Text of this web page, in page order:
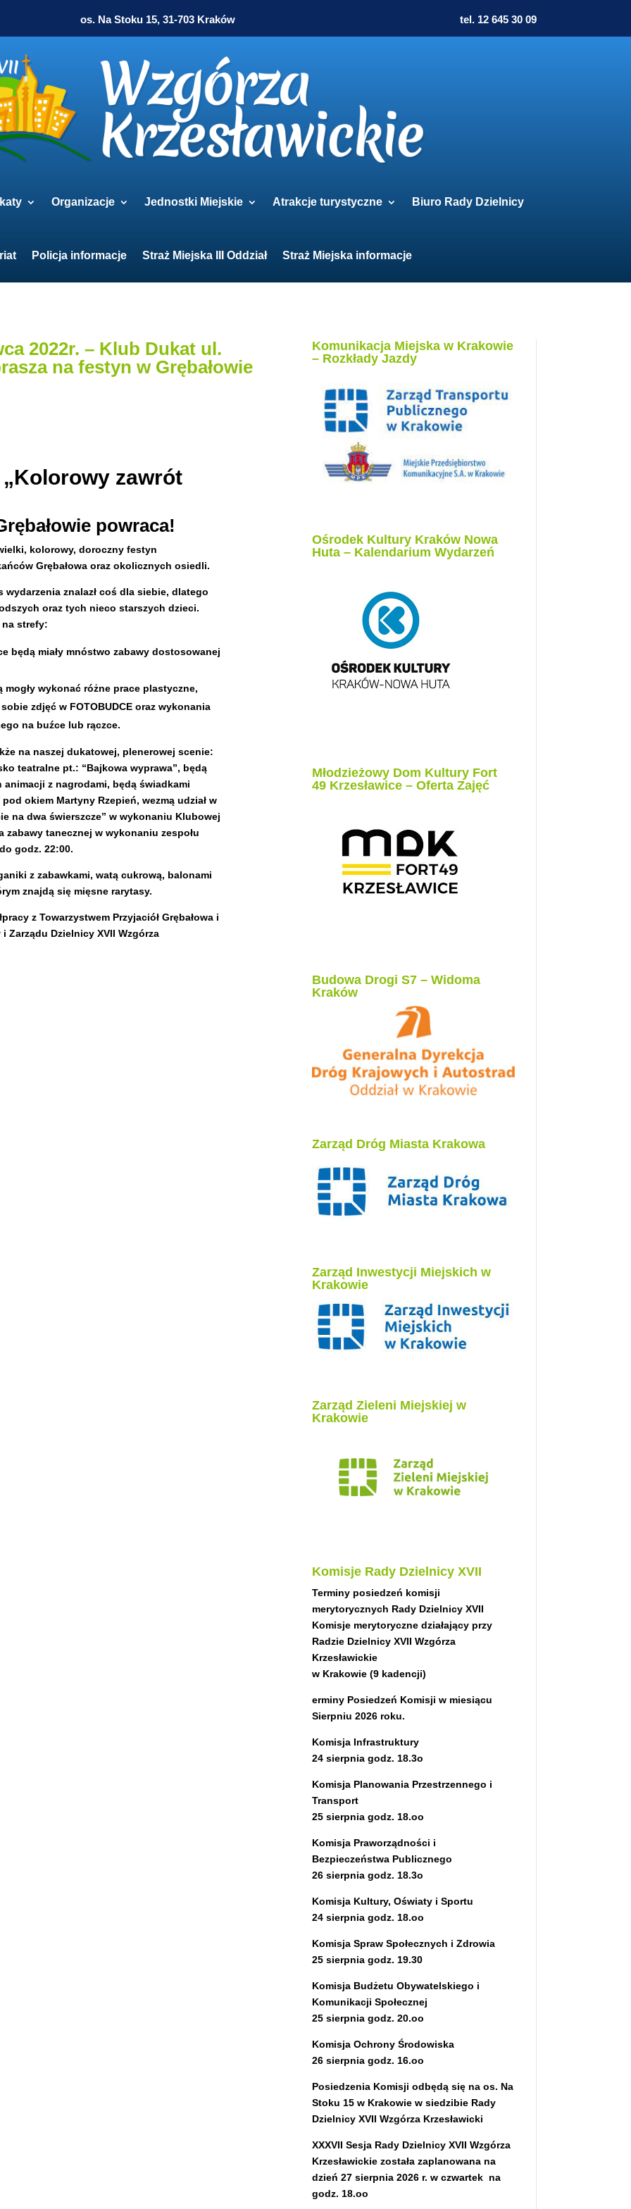
os. Na Stoku 15, 31-703 Kraków tel. 12 645 30 09
Organizacje Jednostki Miejskie Atrakcje turystyczne Biuro Rady Dzielnicy
Policja informacje Straż Miejska III Oddział Straż Miejska informacje
2022r. – Klub Dukat ul.
na festyn w Grębałowie
„Kolorowy zawrót
powraca!
kolorowy, doroczny festyn
Grębałowa oraz okolicznych osiedli.
znalazł coś dla siebie, dlatego
oraz tych nieco starszych dzieci.
strefy:
będą miały mnóstwo zabawy dostosowanej
mogły wykonać różne prace plastyczne,
zdjęć w FOTOBUDCE oraz wykonania
na buźce lub rączce.
na naszej dukatowej, plenerowej scenie:
teatralne pt.: “Bajkowa wyprawa”, będą
z nagrodami, będą świadkami
okiem Martyny Rzepień, wezmą udział w
na dwa świerszcze” w wykonaniu Klubowej
zabawy tanecznej w wykonaniu zespołu
godz. 22:00.
z zabawkami, watą cukrową, balonami
znajdą się mięsne rarytasy.
z Towarzystwem Przyjaciół Grębałowa i
Zarządu Dzielnicy XVII Wzgórza
Komunikacja Miejska w Krakowie
– Rozkłady Jazdy
Ośrodek Kultury Kraków Nowa
Huta – Kalendarium Wydarzeń
Młodzieżowy Dom Kultury Fort
49 Krzesławice – Oferta Zajęć
Budowa Drogi S7 – Widoma
Kraków
Zarząd Dróg Miasta Krakowa
Zarząd Inwestycji Miejskich w
Krakowie
Zarząd Zieleni Miejskiej w
Krakowie
Komisje Rady Dzielnicy XVII
Terminy posiedzeń komisji
merytorycznych Rady Dzielnicy XVII
Komisje merytoryczne działający przy
Radzie Dzielnicy XVII Wzgórza
Krzesławickie
w Krakowie (9 kadencji)
erminy Posiedzeń Komisji w miesiącu
Sierpniu 2026 roku.
Komisja Infrastruktury
24 sierpnia godz. 18.3o
Komisja Planowania Przestrzennego i
Transport
25 sierpnia godz. 18.oo
Komisja Praworządności i
Bezpieczeństwa Publicznego
26 sierpnia godz. 18.3o
Komisja Kultury, Oświaty i Sportu
24 sierpnia godz. 18.oo
Komisja Spraw Społecznych i Zdrowia
25 sierpnia godz. 19.30
Komisja Budżetu Obywatelskiego i
Komunikacji Społecznej
25 sierpnia godz. 20.oo
Komisja Ochrony Środowiska
26 sierpnia godz. 16.oo
Posiedzenia Komisji odbędą się na os. Na
Stoku 15 w Krakowie w siedzibie Rady
Dzielnicy XVII Wzgórza Krzesławicki
XXXVII Sesja Rady Dzielnicy XVII Wzgórza
Krzesławickie została zaplanowana na
dzień 27 sierpnia 2026 r. w czwartek na
godz. 18.oo